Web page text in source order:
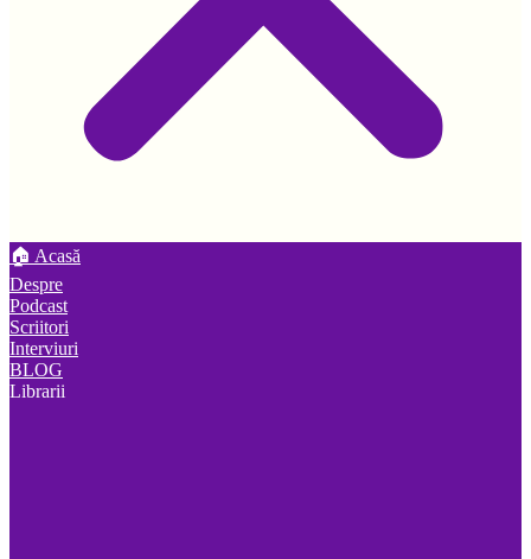
🏠 Acasă
Despre
Podcast
Scriitori
Interviuri
BLOG
Librarii